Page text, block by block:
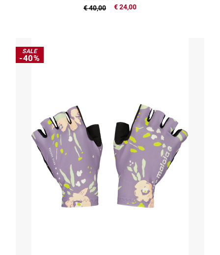
€ 24,00
€ 40,00
SALE
-40%